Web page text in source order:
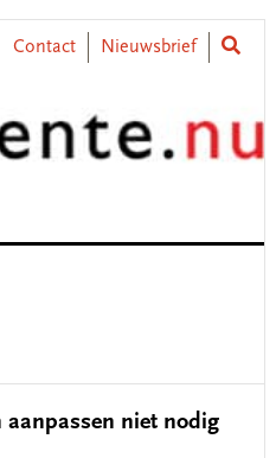
Contact Nieuwsbrief
aanpassen niet nodig